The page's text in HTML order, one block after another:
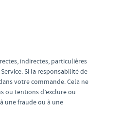
indirectes, particulières
Si la responsabilité de
votre commande. Cela ne
ou tentions d’exclure ou
une fraude ou à une